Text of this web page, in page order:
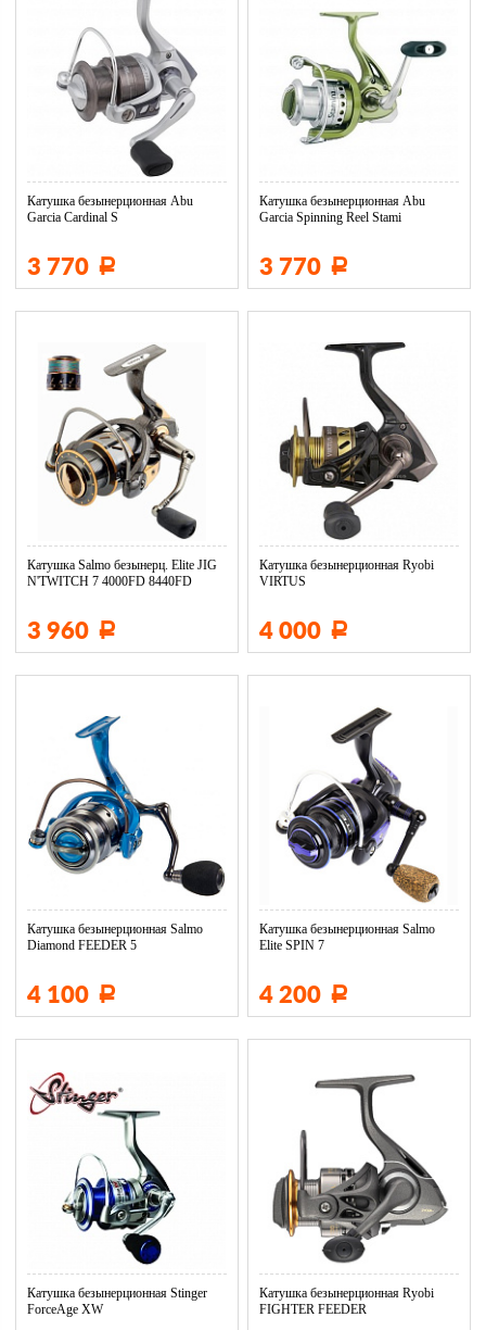
Катушка безынерционная Abu
Garcia Cardinal S
3 770 Р
Катушка безынерционная Abu
Garcia Spinning Reel Stami
3 770 Р
Катушка Salmo безынерц. Elite JIG
N'TWITCH 7 4000FD 8440FD
3 960 Р
Катушка безынерционная Ryobi
VIRTUS
4 000 Р
Катушка безынерционная Salmo
Diamond FEEDER 5
4 100 Р
Катушка безынерционная Salmo
Elite SPIN 7
4 200 Р
Катушка безынерционная Stinger
ForceAge XW
Катушка безынерционная Ryobi
FIGHTER FEEDER